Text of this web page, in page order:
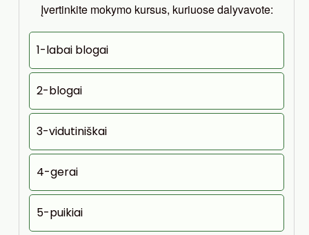
Įvertinkite mokymo kursus, kuriuose dalyvavote:
1-labai blogai
2-blogai
3-vidutiniškai
4-gerai
5-puikiai